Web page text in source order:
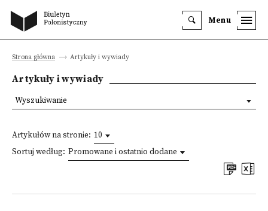
Menu
Strona główna Artykuły i wywiady
Artykuły i wywiady
Artykułów na stronie: 10
Sortuj według: Promowane i ostatnio dodane
Wyszukiwanie